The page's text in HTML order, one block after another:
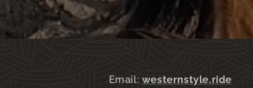
Email: westernstyle.ride